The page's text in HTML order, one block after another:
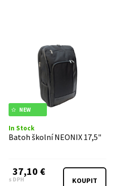
NEW
In Stock
Batoh školní NEONIX 17,5"
37,10 €
s DPH KOUPIT